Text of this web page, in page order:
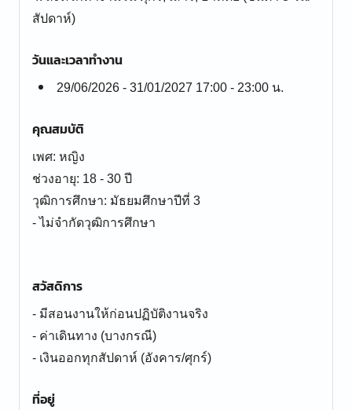
วันและเวลาทำงาน
29/06/2026 - 31/01/2027 17:00 - 23:00 น.
คุณสมบัติ
เพศ: หญิง
ช่วงอายุ: 18 - 30 ปี
วุฒิการศึกษา: มัธยมศึกษาปีที่ 3
- ไม่จำกัดวุฒิการศึกษา
สวัสดิการ
- มีสอนงานให้ก่อนปฏิบัติงานจริง
- ค่าเดินทาง (บางกรณี)
- เงินออกทุกสัปดาห์ (อังคาร/ศุกร์)
ที่อยู่